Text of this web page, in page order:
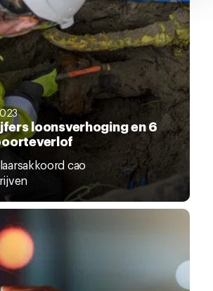
loonsverhoging en 6
cao